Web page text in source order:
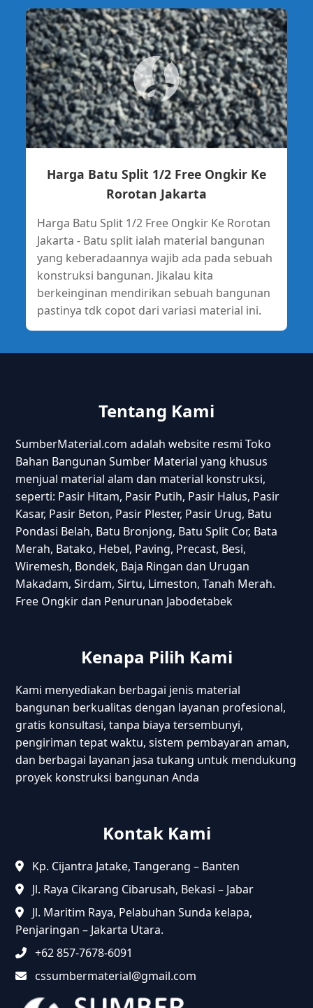
Harga Batu Split 1/2 Free Ongkir Ke
Rorotan Jakarta
Harga Batu Split 1/2 Free Ongkir Ke Rorotan
Jakarta - Batu split ialah material bangunan
yang keberadaannya wajib ada pada sebuah
konstruksi bangunan. Jikalau kita
berkeinginan mendirikan sebuah bangunan
pastinya tdk copot dari variasi material ini.
Tentang Kami
SumberMaterial.com adalah website resmi Toko
Bahan Bangunan Sumber Material yang khusus
menjual material alam dan material konstruksi,
seperti: Pasir Hitam, Pasir Putih, Pasir Halus, Pasir
Kasar, Pasir Beton, Pasir Plester, Pasir Urug, Batu
Pondasi Belah, Batu Bronjong, Batu Split Cor, Bata
Merah, Batako, Hebel, Paving, Precast, Besi,
Wiremesh, Bondek, Baja Ringan dan Urugan
Makadam, Sirdam, Sirtu, Limeston, Tanah Merah.
Free Ongkir dan Penurunan Jabodetabek
Kenapa Pilih Kami
Kami menyediakan berbagai jenis material
bangunan berkualitas dengan layanan profesional,
gratis konsultasi, tanpa biaya tersembunyi,
pengiriman tepat waktu, sistem pembayaran aman,
dan berbagai layanan jasa tukang untuk mendukung
proyek konstruksi bangunan Anda
Kontak Kami
Kp. Cijantra Jatake, Tangerang – Banten
Jl. Raya Cikarang Cibarusah, Bekasi – Jabar
Jl. Maritim Raya, Pelabuhan Sunda kelapa,
Penjaringan – Jakarta Utara.
+62 857-7678-6091
cssumbermaterial@gmail.com